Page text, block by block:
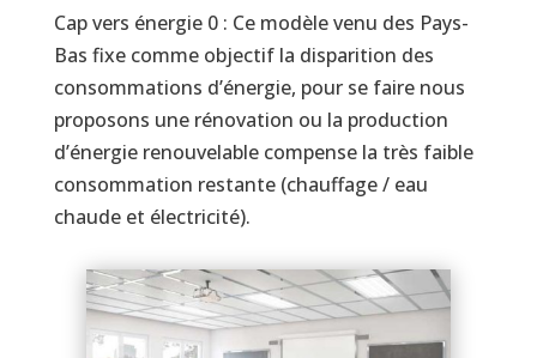
Cap vers énergie 0 : Ce modèle venu des Pays-
Bas fixe comme objectif la disparition des
consommations d’énergie, pour se faire nous
proposons une rénovation ou la production
d’énergie renouvelable compense la très faible
consommation restante (chauffage / eau
chaude et électricité).